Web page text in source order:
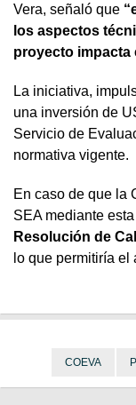
Vera, señaló que
los aspectos
proyecto impacta
La iniciativa,
una inversión de
Servicio de
normativa vigente.
En caso de que la
SEA mediante
Resolución de
lo que permitiría
COEVA